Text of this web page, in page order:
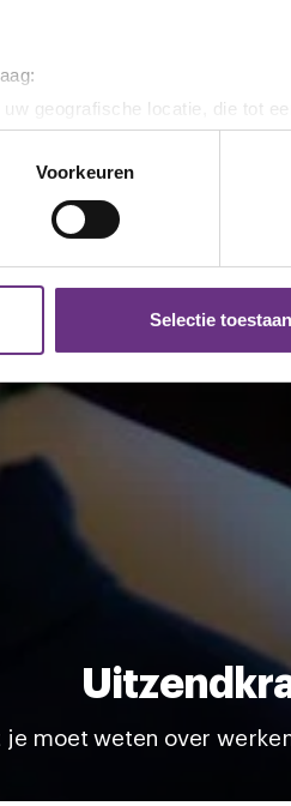
geografische locatie, die tot
het actief te scannen op
gegevens worden verwerkt en
of intrekken in de
we informatie over uw
partners kunnen deze
wijzigen of intrekken via de
op de pagina.
Voorkeuren
Selectie toestaan
je moet weten over